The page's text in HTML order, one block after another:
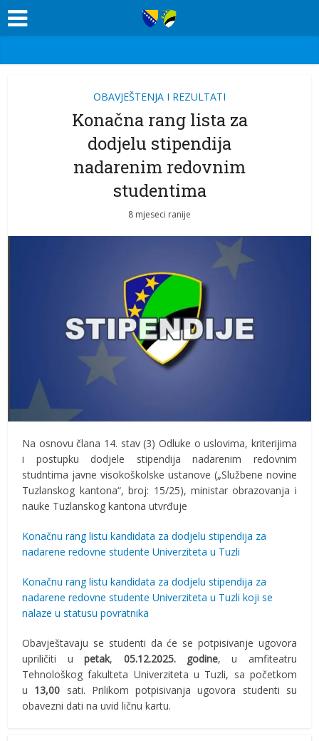
OBAVJEŠTENJA I REZULTATI
Konačna rang lista za
dodjelu stipendija
nadarenim redovnim
studentima
8 mjeseci ranije
Na osnovu člana 14. stav (3) Odluke o uslovima, kriterijima
i postupku dodjele stipendija nadarenim redovnim
studntima javne visokoškolske ustanove („Službene novine
Tuzlanskog kantona“, broj: 15/25), ministar obrazovanja i
nauke Tuzlanskog kantona utvrđuje
Konačnu rang listu kandidata za dodjelu stipendija za
nadarene redovne studente Univerziteta u Tuzli
Konačnu rang listu kandidata za dodjelu stipendija za
nadarene redovne studente Univerziteta u Tuzli koji se
nalaze u statusu povratnika
Obavještavaju se studenti da će se potpisivanje ugovora
upriličiti upetak, 05.12.2025. godine, u amfiteatru
Tehnološkog fakulteta Univerziteta u Tuzli, sa početkom
u 13,00 sati. Prilikom potpisivanja ugovora studenti su
obavezni dati na uvid ličnu kartu.